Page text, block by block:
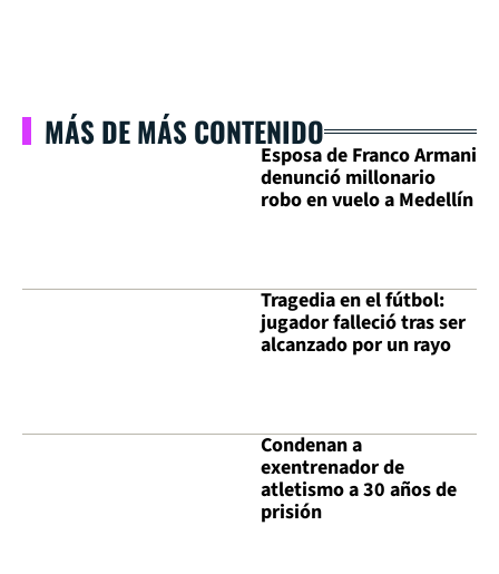
MÁS DE MÁS CONTENIDO
Esposa de Franco Armani
denunció millonario
robo en vuelo a Medellín
Tragedia en el fútbol:
jugador falleció tras ser
alcanzado por un rayo
Condenan a
exentrenador de
atletismo a 30 años de
prisión